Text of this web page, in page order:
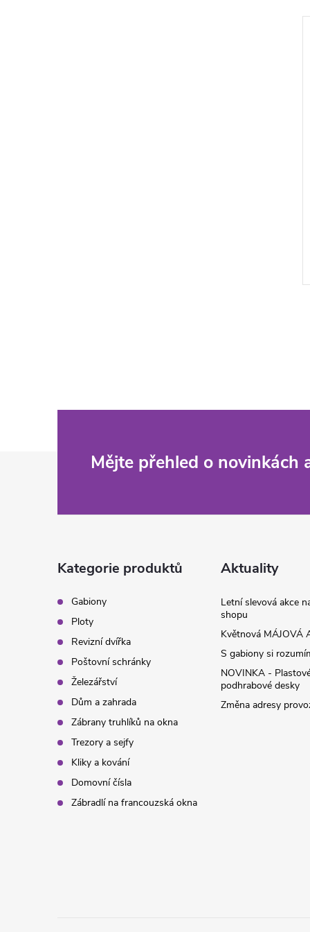
Mějte přehled o novinkách
Kategorie produktů
Gabiony
Ploty
Revizní dvířka
Poštovní schránky
Železářství
Dům a zahrada
Zábrany truhlíků na okna
Trezory a sejfy
Kliky a kování
Domovní čísla
Zábradlí na francouzská okna
Aktuality
Letní slevová akce
shopu
Květnová MÁJOVÁ
S gabiony si
NOVINKA -
podhrabové desky
Změna adresy